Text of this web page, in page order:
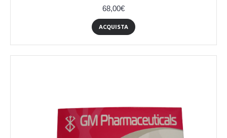
68,00€
ACQUISTA